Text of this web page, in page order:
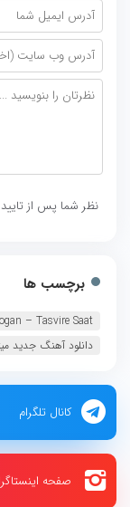
نظر شما پس از
برچسب ها
– Tasvire Saat
دانلود آهنگ جدید
کانال تلگرام
صفحه